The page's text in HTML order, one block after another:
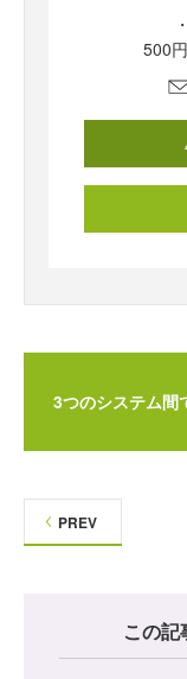
500
3つのシステム間
PREV
この記